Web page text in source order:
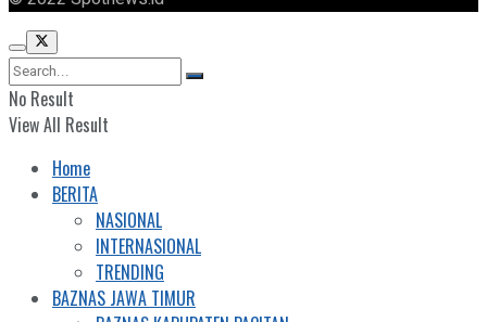
No Result
View All Result
Home
BERITA
NASIONAL
INTERNASIONAL
TRENDING
BAZNAS JAWA TIMUR